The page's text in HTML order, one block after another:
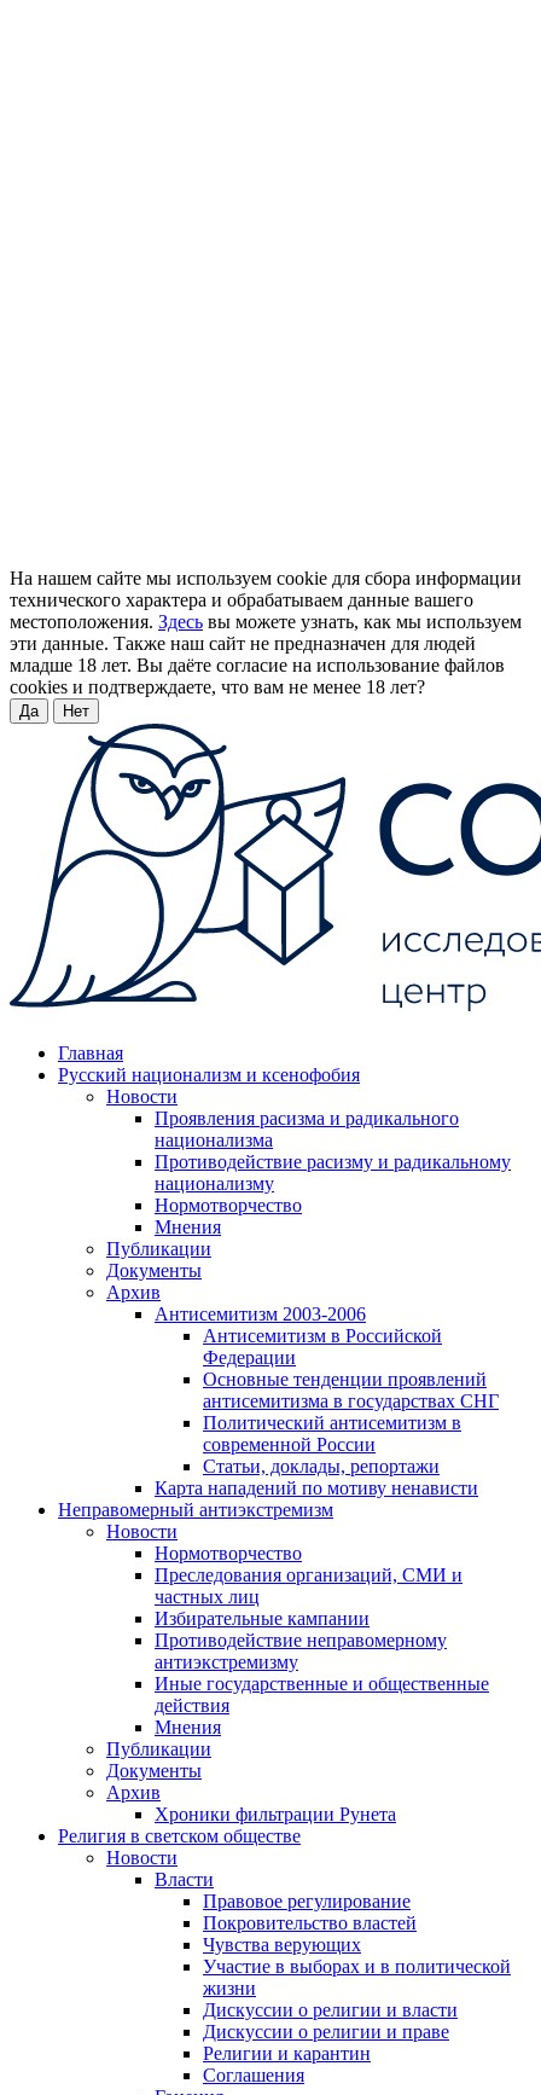
На нашем сайте мы используем cookie для сбора информации
технического характера и обрабатываем данные вашего
местоположения. Здесь вы можете узнать, как мы используем
эти данные. Также наш сайт не предназначен для людей
младше 18 лет. Вы даёте согласие на использование файлов
cookies и подтверждаете, что вам не менее 18 лет?
Да Нет
Главная
Русский национализм и ксенофобия
Новости
Проявления расизма и радикального
национализма
Противодействие расизму и радикальному
национализму
Нормотворчество
Мнения
Публикации
Документы
Архив
Антисемитизм 2003-2006
Антисемитизм в Российской
Федерации
Основные тенденции проявлений
антисемитизма в государствах СНГ
Политический антисемитизм в
современной России
Статьи, доклады, репортажи
Карта нападений по мотиву ненависти
Неправомерный антиэкстремизм
Новости
Нормотворчество
Преследования организаций, СМИ и
частных лиц
Избирательные кампании
Противодействие неправомерному
антиэкстремизму
Иные государственные и общественные
действия
Мнения
Публикации
Документы
Архив
Хроники фильтрации Рунета
Религия в светском обществе
Новости
Власти
Правовое регулирование
Покровительство властей
Чувства верующих
Участие в выборах и в политической
жизни
Дискуссии о религии и власти
Дискуссии о религии и праве
Религии и карантин
Соглашения